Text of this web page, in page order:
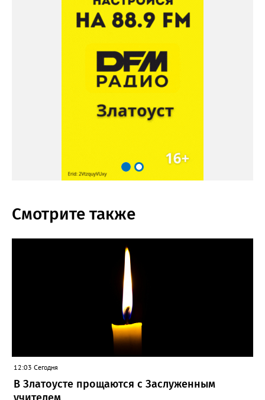
Смотрите также
12:03 Сегодня
В Златоусте прощаются с Заслуженным